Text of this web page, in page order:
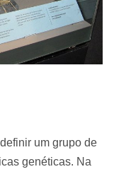
um grupo de
genéticas. Na